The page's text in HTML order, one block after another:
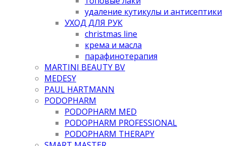
удаление кутикулы и антисептики
УХОД ДЛЯ РУК
christmas line
крема и масла
парафинотерапия
MARTINI BEAUTY BV
MEDESY
PAUL HARTMANN
PODOPHARM
PODOPHARM MED
PODOPHARM PROFESSIONAL
PODOPHARM THERAPY